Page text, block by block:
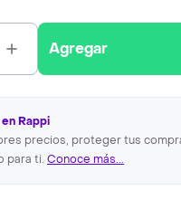
Agregar
Rappi
precios, proteger tus
para ti. Conoce más...